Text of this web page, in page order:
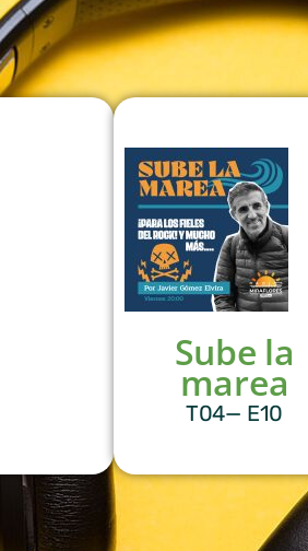
Sube la
marea
T04— E10